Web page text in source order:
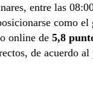
entre las
como el
online de 5,8
de acuerdo al